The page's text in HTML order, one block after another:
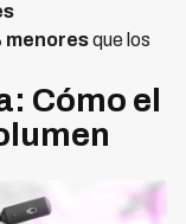
menoresque los
Cómo el